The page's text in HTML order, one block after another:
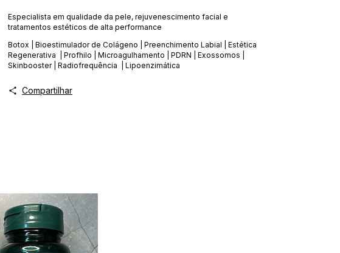
Especialista em qualidade da pele, rejuvenescimento facial e
tratamentos estéticos de alta performance
Botox | Bioestimulador de Colágeno | Preenchimento Labial | Estética
Regenerativa | Profhilo | Microagulhamento | PDRN | Exossomos |
Skinbooster | Radiofrequência | Lipoenzimática
Compartilhar